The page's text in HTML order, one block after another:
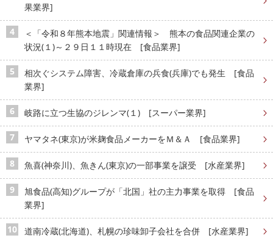
果業界]
＜「令和８年熊本地震」関連情報＞ 熊本の食品関連企業の
状況(１)～２９日１１時現在 [食品業界]
相次ぐシステム障害、冷蔵倉庫の兵食(兵庫)でも発生 [食品
業界]
岐路に立つ生協のジレンマ(１) [スーパー業界]
ヤマタネ(東京)が米麹食品メーカーをＭ＆Ａ [食品業界]
魚喜(神奈川)、魚きん(東京)の一部事業を譲受 [水産業界]
旭食品(高知)グループが「北国」社の主力事業を取得 [食品
業界]
道南冷蔵(北海道)、札幌の珍味卸子会社を合併 [水産業界]